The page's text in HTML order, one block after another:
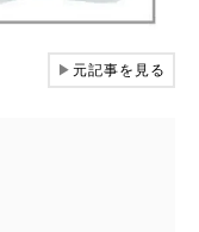
▶元記事を見る